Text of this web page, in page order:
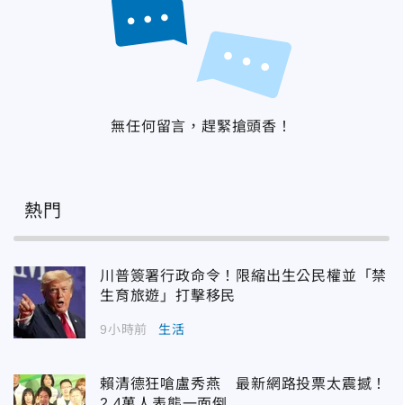
無任何留言，趕緊搶頭香！
熱門
川普簽署行政命令！限縮出生公民權並「禁
生育旅遊」打擊移民
9小時前 生活
賴清德狂嗆盧秀燕 最新網路投票太震撼！